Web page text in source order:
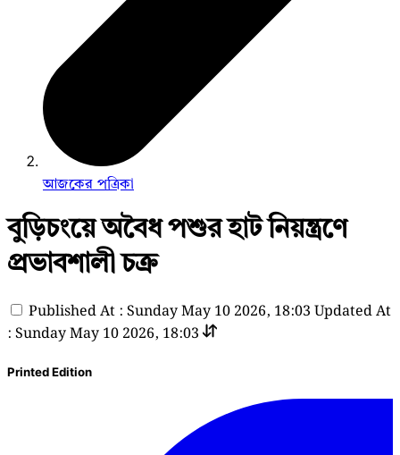
আজকের পত্রিকা
বুড়িচংয়ে অবৈধ পশুর হাট নিয়ন্ত্রণে
প্রভাবশালী চক্র
Published At : Sunday May 10 2026, 18:03 Updated At
: Sunday May 10 2026, 18:03
Printed Edition